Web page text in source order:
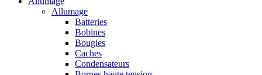
Allumage
Batteries
Bobines
Bougies
Caches
Condensateurs